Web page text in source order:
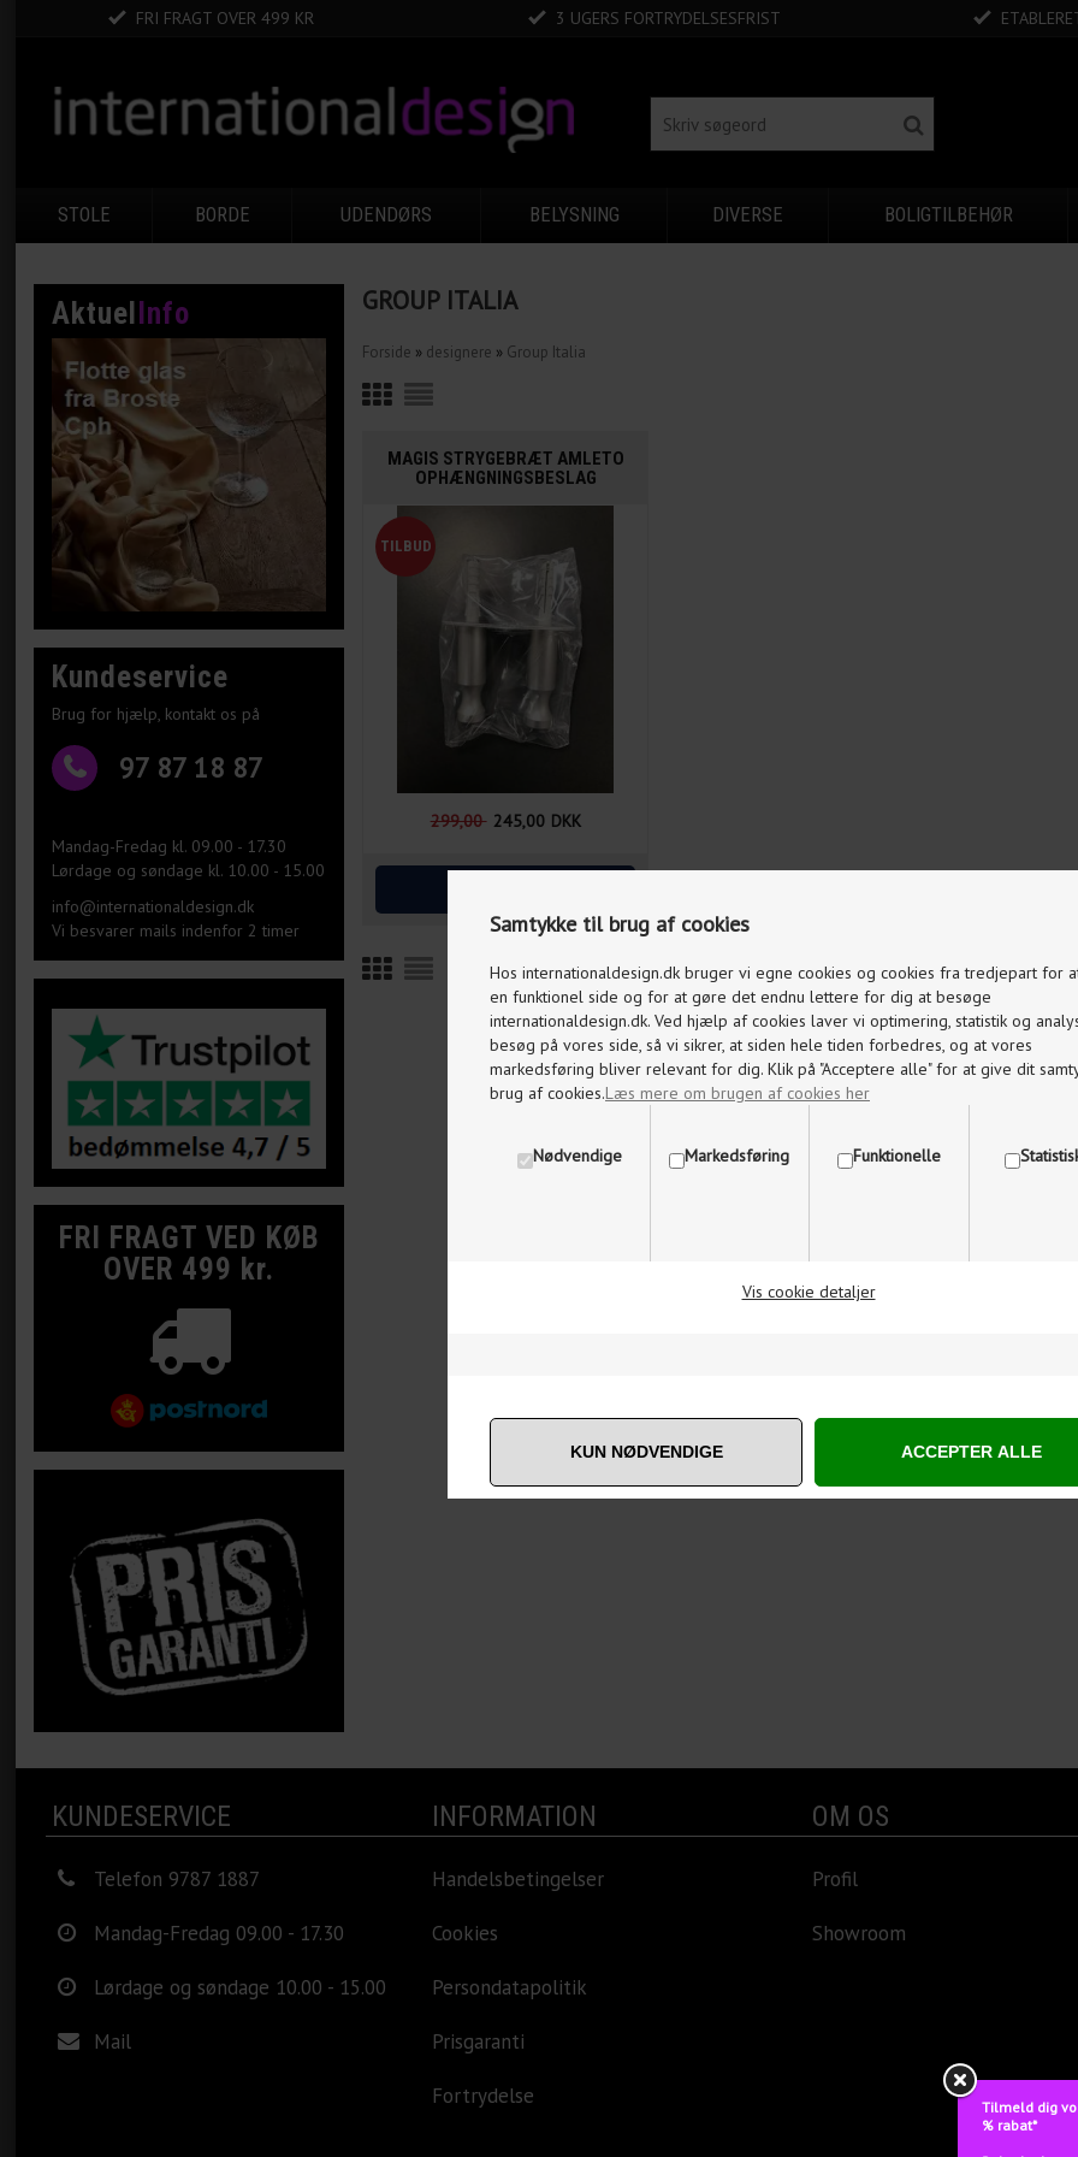
Samtykke til brug af cookies
Hos internationaldesign.dk bruger vi egne cookies og cookies fra tredjepart for
en funktionel side og for at gøre det endnu lettere for dig at besøge
internationaldesign.dk. Ved hjælp af cookies laver vi optimering, statistik og
besøg på vores side, så vi sikrer, at siden hele tiden forbedres, og at vores
markedsføring bliver relevant for dig. Klik på "Acceptere alle" for at give dit
brug af cookies.Læs mere om brugen af cookies her
Nødvendige Markedsføring Funktionelle
Vis cookie detaljer
FRI FRAGT OVER 499 KR 3 UGERS FORTRYDELSESFRIST
STOLE BORDE UDENDØRS BELYSNING DIVERSE BOLIGTILBEHØR
Aktuel Info
Kundeservice
Brug for hjælp, kontakt os på
97 87 18 87
Mandag-Fredag kl. 09.00 - 17.30
Lørdage og søndage kl. 10.00 - 15.00
info@internationaldesign.dk
Vi besvarer mails indenfor 2 timer
FRI FRAGT VED KØB
OVER 499 kr.
GROUP ITALIA
Forside » designere » Group Italia
MAGIS STRYGEBRÆT AMLETO
OPHÆNGNINGSBESLAG
299,00 245,00 DKK
KUNDESERVICE
Telefon 9787 1887
Mandag-Fredag 09.00 - 17.30
Lørdage og søndage 10.00 - 15.00
Mail
INFORMATION
Handelsbetingelser
Cookies
Persondatapolitik
Prisgaranti
Fortrydelse
OM OS
Profil
Showroom
Tilmeld dig
% rabat*